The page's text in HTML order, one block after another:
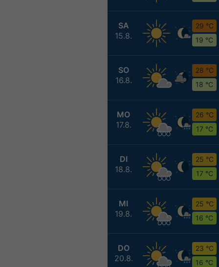
SA
15.8.
29 °C
19 °C
SO
16.8.
28 °C
18 °C
MO
17.8.
26 °C
17 °C
DI
18.8.
25 °C
17 °C
MI
19.8.
25 °C
16 °C
DO
20.8.
23 °C
16 °C